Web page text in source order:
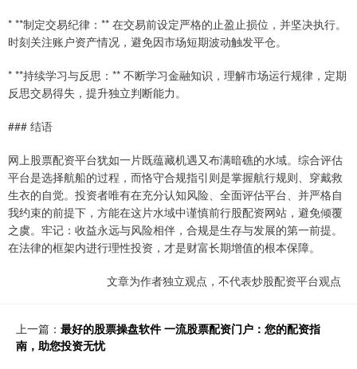
* **制定交易纪律：** 在交易前设定严格的止盈止损位，并坚决执行。
时刻关注账户资产情况，避免因市场短期波动触发平仓。
* **持续学习与反思：** 不断学习金融知识，理解市场运行规律，定期
反思交易得失，提升独立判断能力。
### 结语
网上股票配资平台犹如一片既蕴藏机遇又布满暗礁的水域。综合评估
平台是选择航船的过程，而恪守合规指引则是掌握航行规则、穿戴救
生衣的自觉。投资者唯有在充分认知风险、全面评估平台、并严格自
我约束的前提下，方能在这片水域中谨慎前行股配资网站，避免倾覆
之虞。牢记：收益永远与风险相伴，合规是生存与发展的第一前提。
在法律的框架内进行理性投资，才是财富长期增值的根本保障。
文章为作者独立观点，不代表炒股配资平台观点
上一篇： 最好的股票操盘软件 一流股票配资门户：您的配资指
南，助您投资无忧